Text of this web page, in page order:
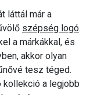
láttál már a
szépség logó.
a márkákkal, és
akkor olyan
tesz téged.
kollekció a legjobb